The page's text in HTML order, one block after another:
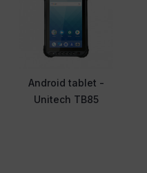
Android tablet -
Unitech TB85